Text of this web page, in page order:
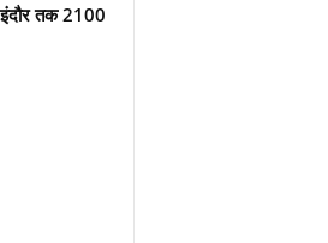
इंदौर तक 2100